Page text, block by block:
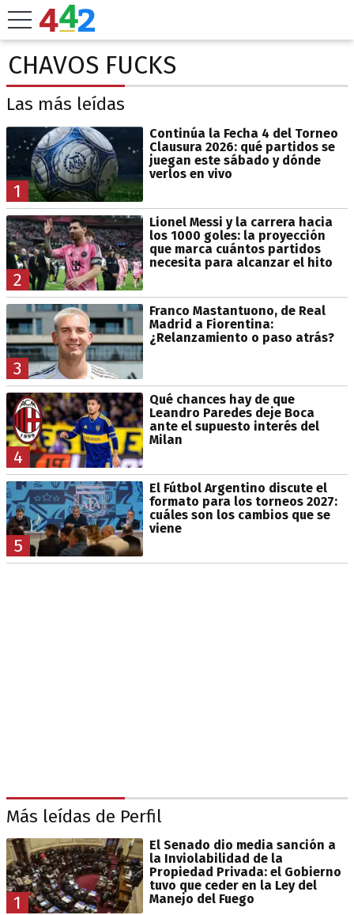
CHAVOS FUCKS
Las más leídas
1
Continúa la Fecha 4 del Torneo
Clausura 2026: qué partidos se
juegan este sábado y dónde
verlos en vivo
2
Lionel Messi y la carrera hacia
los 1000 goles: la proyección
que marca cuántos partidos
necesita para alcanzar el hito
3
Franco Mastantuono, de Real
Madrid a Fiorentina:
¿Relanzamiento o paso atrás?
4
Qué chances hay de que
Leandro Paredes deje Boca
ante el supuesto interés del
Milan
5
El Fútbol Argentino discute el
formato para los torneos 2027:
cuáles son los cambios que se
viene
Más leídas de Perfil
1
El Senado dio media sanción a
la Inviolabilidad de la
Propiedad Privada: el Gobierno
tuvo que ceder en la Ley del
Manejo del Fuego